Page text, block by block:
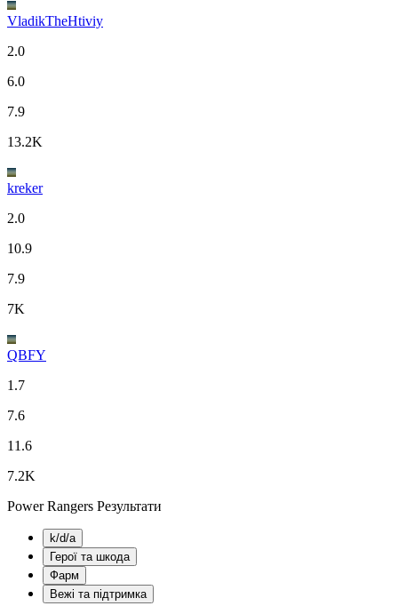
VladikTheHtiviy
2.0
6.0
7.9
13.2K
kreker
2.0
10.9
7.9
7K
QBFY
1.7
7.6
11.6
7.2K
Power Rangers Результати
k/d/a
Герої та шкода
Фарм
Вежі та підтримка